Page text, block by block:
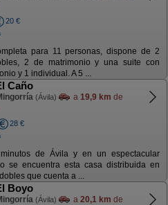
20 €
para 11 personas, dispone de 2
2 de matrimonio y una suite con
y 1 individual. A 5 ...
Caño
(Ávila) a 19,9 km de
28 €
de Ávila y en un espectacular
se encuentra esta casa distribuida en
que cuenta a ...
Boyo
(Ávila) a 20,1 km de